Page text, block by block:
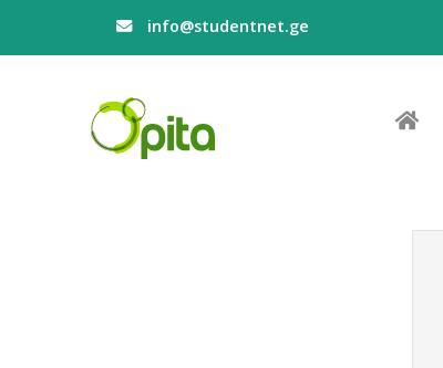
info@studentnet.ge